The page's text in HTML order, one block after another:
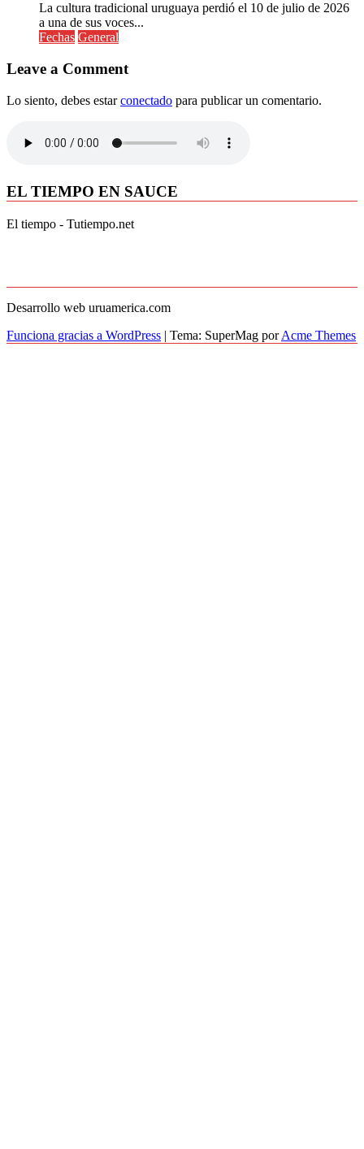
La cultura tradicional uruguaya perdió el 10 de julio de 2026
a una de sus voces...
Fechas General
Leave a Comment
Lo siento, debes estarconectado para publicar un comentario.
EL TIEMPO EN SAUCE
El tiempo - Tutiempo.net
Desarrollo web uruamerica.com
Funciona gracias a WordPress | Tema: SuperMag porAcme Themes